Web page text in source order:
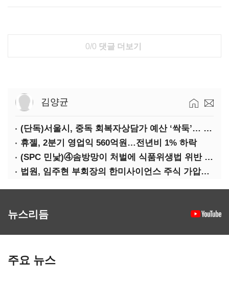
0/0 댓글 더보기
김양균
(단독)서울시, 중독 회복자상담가 예산 ‘싹둑’… 자치구 이관 후 ‘사업 축소’ 위기
휴젤, 2분기 영업익 560억원…전년비 1% 하락
(SPC 민낯)④솜방망이 처벌에 식품위생법 위반 반복
법원, 임주현 부회장의 한미사이언스 주식 가압류 결정
뉴스리듬
주요 뉴스